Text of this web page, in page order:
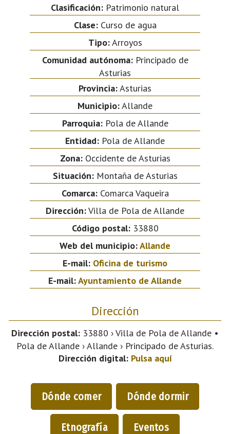
Clasificación: Patrimonio natural
Clase:Curso de agua
Tipo:Arroyos
Comunidad autónoma:Principado de
Asturias
Provincia:Asturias
Municipio:Allande
Parroquia:Pola de Allande
Entidad: Pola de Allande
Zona:Occidente de Asturias
Situación:Montaña de Asturias
Comarca:Comarca Vaqueira
Dirección:Villa de Pola de Allande
Código postal:33880
Web del municipio:Allande
E-mail: Oficina de turismo
E-mail:Ayuntamiento de Allande
Dirección
Dirección postal: 33880 › Villa de Pola de Allande •
Pola de Allande › Allande › Principado de Asturias.
Dirección digital: Pulsa aquí
Dónde comer Dónde dormir
Etnografía Eventos